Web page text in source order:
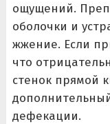
ощущений.
оболочки и
жжение. Если
что
стенок прямой
дефекации.